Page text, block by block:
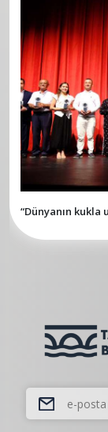
“Dünyanın kukla